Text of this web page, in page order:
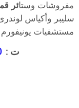
مفروشات وستائر
سليبر وأكياس
مستشفيات
ت :